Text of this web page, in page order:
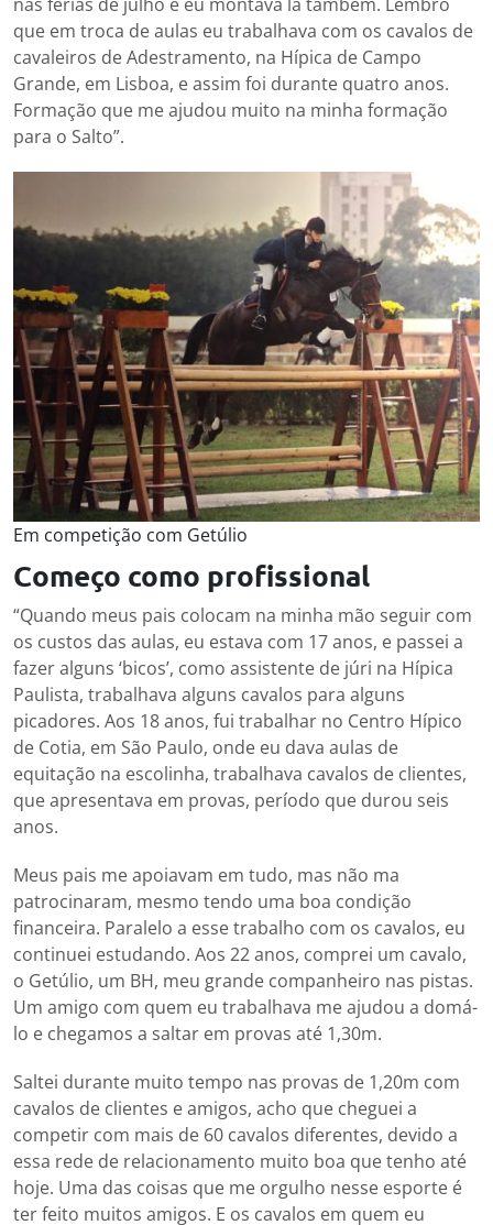
que em troca de aulas eu trabalhava com os cavalos de
cavaleiros de Adestramento, na Hípica de Campo
Grande, em Lisboa, e assim foi durante quatro anos.
Formação que me ajudou muito na minha formação
para o Salto”.
Em competição com Getúlio
Começo como profissional
“Quando meus pais colocam na minha mão seguir com
os custos das aulas, eu estava com 17 anos, e passei a
fazer alguns ‘bicos’, como assistente de júri na Hípica
Paulista, trabalhava alguns cavalos para alguns
picadores. Aos 18 anos, fui trabalhar no Centro Hípico
de Cotia, em São Paulo, onde eu dava aulas de
equitação na escolinha, trabalhava cavalos de clientes,
que apresentava em provas, período que durou seis
anos.
Meus pais me apoiavam em tudo, mas não ma
patrocinaram, mesmo tendo uma boa condição
financeira. Paralelo a esse trabalho com os cavalos, eu
continuei estudando. Aos 22 anos, comprei um cavalo,
o Getúlio, um BH, meu grande companheiro nas pistas.
Um amigo com quem eu trabalhava me ajudou a domá-
lo e chegamos a saltar em provas até 1,30m.
Saltei durante muito tempo nas provas de 1,20m com
cavalos de clientes e amigos, acho que cheguei a
competir com mais de 60 cavalos diferentes, devido a
essa rede de relacionamento muito boa que tenho até
hoje. Uma das coisas que me orgulho nesse esporte é
ter feito muitos amigos. E os cavalos em quem eu